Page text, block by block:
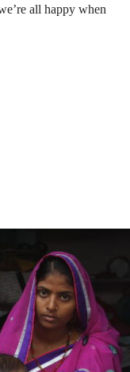
all happy when